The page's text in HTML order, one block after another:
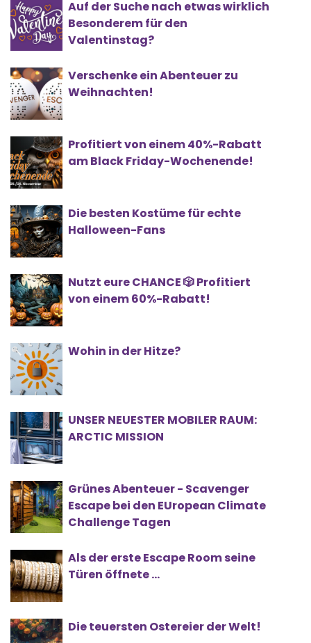
Auf der Suche nach etwas wirklich
Besonderem für den
Valentinstag?
Verschenke ein Abenteuer zu
Weihnachten!
Profitiert von einem 40%-Rabatt
am Black Friday-Wochenende!
Die besten Kostüme für echte
Halloween-Fans
Nutzt eure CHANCE 🎲 Profitiert
von einem 60%-Rabatt!
Wohin in der Hitze?
UNSER NEUESTER MOBILER RAUM:
ARCTIC MISSION
Grünes Abenteuer - Scavenger
Escape bei den EUropean Climate
Challenge Tagen
Als der erste Escape Room seine
Türen öffnete …
Die teuersten Ostereier der Welt!